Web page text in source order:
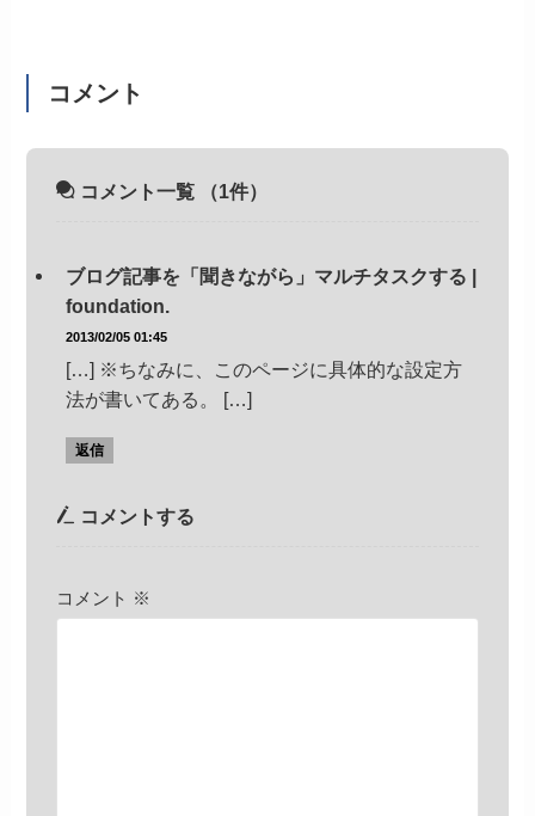
コメント
コメント一覧 （1件）
ブログ記事を「聞きながら」マルチタスクする |
foundation.
2013/02/05 01:45
[…] ※ちなみに、このページに具体的な設定方
法が書いてある。 […]
返信
コメントする
コメント ※